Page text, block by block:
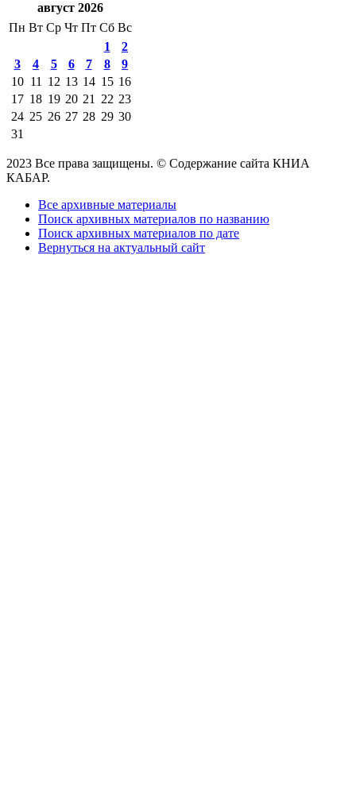
август 2026
Пн Вт Ср Чт Пт Сб Вс
1
2
3
4 5 6 7 8
9
10 11 12 13 14 15 16
17 18 19 20 21 22 23
24 25 26 27 28 29 30
31
2023 Все права защищены. © Содержание сайта КНИА
КАБАР.
Все архивные материалы
Поиск архивных материалов по названию
Поиск архивных материалов по дате
Вернуться на актуальный сайт